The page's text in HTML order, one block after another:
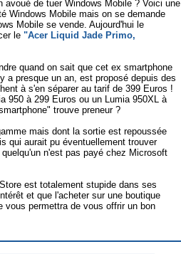
de tuer Windows Mobile ? Voici une
Windows Mobile mais on se demande
Mobile se vende. Aujourd'hui le
le "Acer Liquid Jade Primo,
quand on sait que cet ex smartphone
a presque un an, est proposé depuis des
à s'en séparer au tarif de 399 Euros !
950 à 299 Euros ou un Lumia 950XL à
trouve preneur ?
mais dont la sortie est repoussée
qui aurait pu éventuellement trouver
n'est pas payé chez Microsoft
est totalement stupide dans ses
et que l'acheter sur une boutique
vous permettra de vous offrir un bon